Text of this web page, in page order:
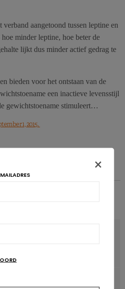
verband aangetoond tussen leptine en
minder leptine, hoe beter de
lijkt dus minder actief gedrag te
bieden voor het ontstaan van de
een inactieve levensstijl
gewichtstoename stimuleert…
1, 2015.
×